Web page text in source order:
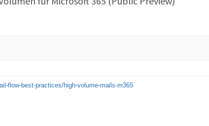
flow-best-practices/high-volume-mails-m365